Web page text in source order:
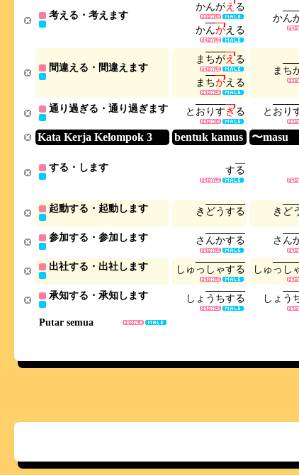
Putar semua
考える・考えます
かんがえる
かんがえ る
かん
間違える・間違えます
ま ちがえる
ま ちがえ る
ま ち
通り過ぎる・通り過ぎます と お りすぎる と お り
Kata Kerja Kelompok 3 bentuk kamus 〜masu
する・します する
起動する・起動します き どうする き ど
参加する・参加します さ んかする さ ん
出社する・出社します し ゅ っ し ゃする し ゅ っ し
承知する・承知します し ょ う ちする し ょ う